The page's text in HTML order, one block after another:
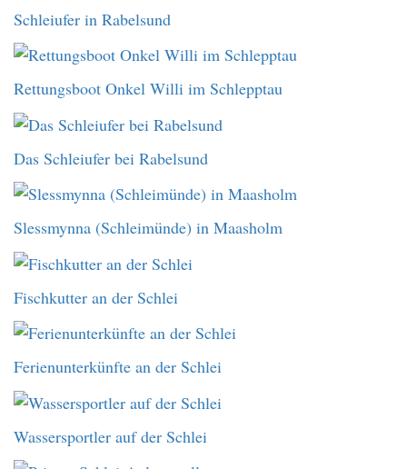
Schleiufer in Rabelsund
Rettungsboot Onkel Willi im Schlepptau
Das Schleiufer bei Rabelsund
Slessmynna (Schleimünde) in Maasholm
Fischkutter an der Schlei
Ferienunterkünfte an der Schlei
Wassersportler auf der Schlei